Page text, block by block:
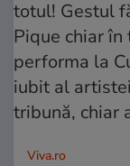
Viva.ro